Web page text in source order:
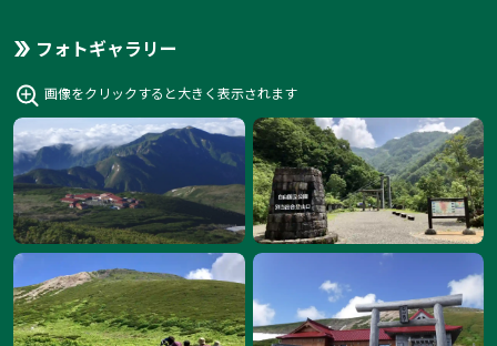
フォトギャラリー
画像をクリックすると大きく表示されます